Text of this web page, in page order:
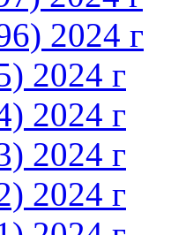
2024 г
2024 г
2024 г
2024 г
2024 г